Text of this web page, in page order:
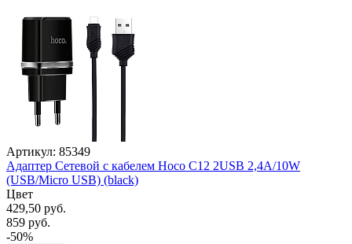
Артикул: 85349
Адаптер Сетевой с кабелем Hoco C12 2USB 2,4A/10W
(USB/Micro USB) (black)
Цвет
429,50 руб.
859 руб.
-50%